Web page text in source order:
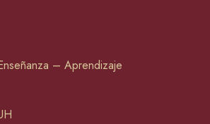
– Aprendizaje